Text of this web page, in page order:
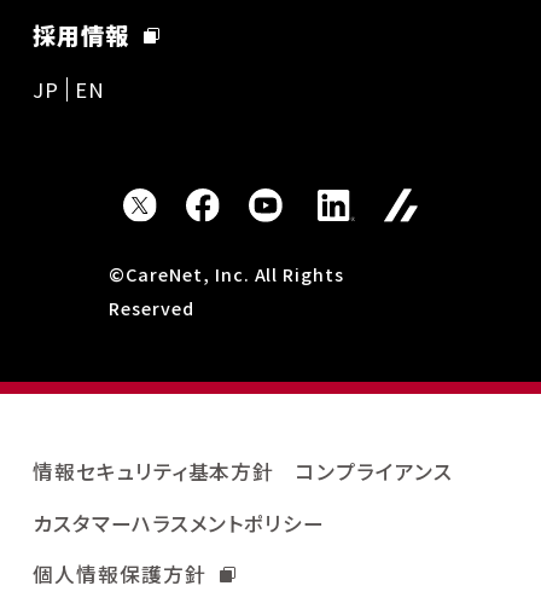
採用情報
JP EN
©CareNet, Inc. All Rights
Reserved
情報セキュリティ基本方針
コンプライアンス
カスタマーハラスメントポリシー
個人情報保護方針